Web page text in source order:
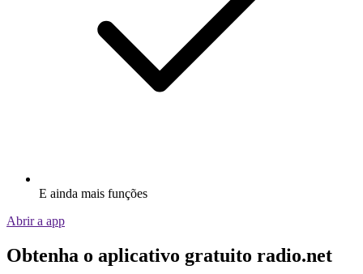
E ainda mais funções
Abrir a app
Obtenha o aplicativo gratuito radio.net